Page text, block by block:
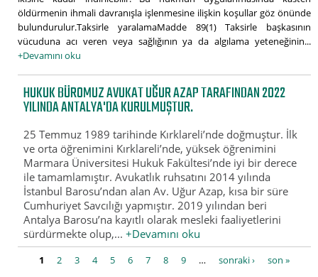
öldürmenin ihmali davranışla işlenmesine ilişkin koşullar göz önünde
bulundurulur.Taksirle yaralamaMadde 89(1) Taksirle başkasının
vücuduna acı veren veya sağlığının ya da algılama yeteneğinin...
+Devamını oku
HUKUK BÜROMUZ AVUKAT UĞUR AZAP TARAFINDAN 2022
YILINDA ANTALYA'DA KURULMUŞTUR.
25 Temmuz 1989 tarihinde Kırklareli’nde doğmuştur. İlk
ve orta öğrenimini Kırklareli’nde, yüksek öğrenimini
Marmara Üniversitesi Hukuk Fakültesi’nde iyi bir derece
ile tamamlamıştır. Avukatlık ruhsatını 2014 yılında
İstanbul Barosu’ndan alan Av. Uğur Azap, kısa bir süre
Cumhuriyet Savcılığı yapmıştır. 2019 yılından beri
Antalya Barosu’na kayıtlı olarak mesleki faaliyetlerini
sürdürmekte olup,...+Devamını oku
Sayfalar
1 2 3 4 5 6 7 8 9 … sonraki › son »